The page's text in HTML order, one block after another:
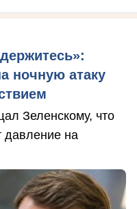
ночную атаку
Зеленскому, что
давление на